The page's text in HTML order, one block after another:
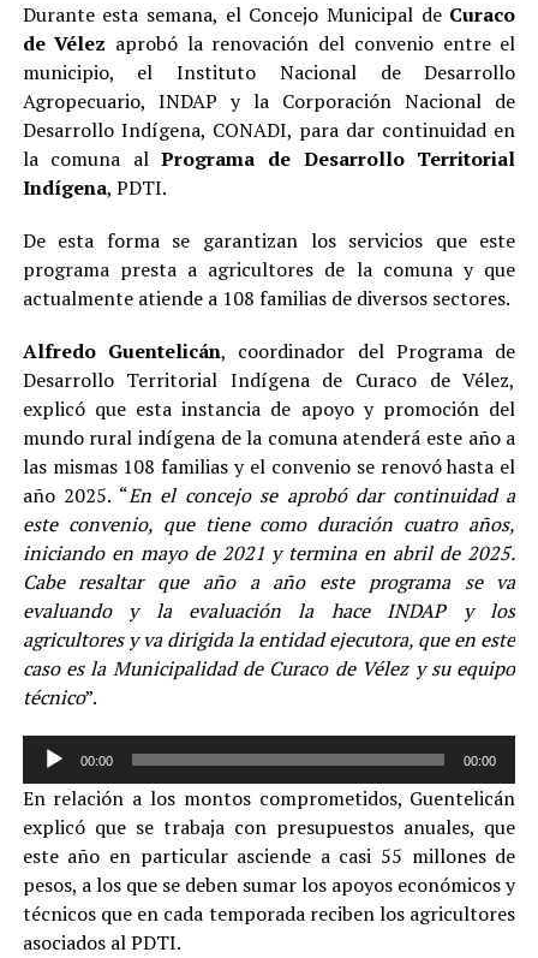
Durante esta semana, el Concejo Municipal deCuraco
de Vélez aprobó la renovación del convenio entre el
municipio, el Instituto Nacional de Desarrollo
Agropecuario, INDAP y la Corporación Nacional de
Desarrollo Indígena, CONADI, para dar continuidad en
la comuna alPrograma de Desarrollo Territorial
Indígena, PDTI.
De esta forma se garantizan los servicios que este
programa presta a agricultores de la comuna y que
actualmente atiende a 108 familias de diversos sectores.
Alfredo Guentelicán, coordinador del Programa de
Desarrollo Territorial Indígena de Curaco de Vélez,
explicó que esta instancia de apoyo y promoción del
mundo rural indígena de la comuna atenderá este año a
las mismas 108 familias y el convenio se renovó hasta el
año 2025. “En el concejo se aprobó dar continuidad a
este convenio, que tiene como duración cuatro años,
iniciando en mayo de 2021 y termina en abril de 2025.
Cabe resaltar que año a año este programa se va
evaluando y la evaluación la hace INDAP y los
agricultores y va dirigida la entidad ejecutora, que en este
caso es la Municipalidad de Curaco de Vélez y su equipo
técnico”.
Reproductor
audio
00:00 00:00
En relación a los montos comprometidos, Guentelicán
explicó que se trabaja con presupuestos anuales, que
este año en particular asciende a casi 55 millones de
pesos, a los que se deben sumar los apoyos económicos y
técnicos que en cada temporada reciben los agricultores
asociados al PDTI.